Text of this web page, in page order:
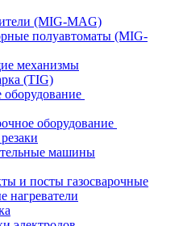
(MIG-MAG)
полуавтоматы (MIG-
механизмы
(TIG)
оборудование
оборудование
машины
и посты газосварочные
нагреватели